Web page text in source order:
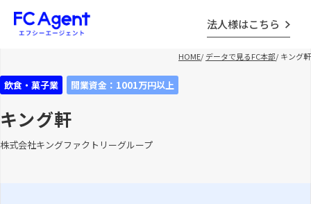
法人様はこちら
HOME/ データで見るFC本部/ キング軒
飲食・菓子業 開業資金：1001万円以上
キング軒
株式会社キングファクトリーグループ